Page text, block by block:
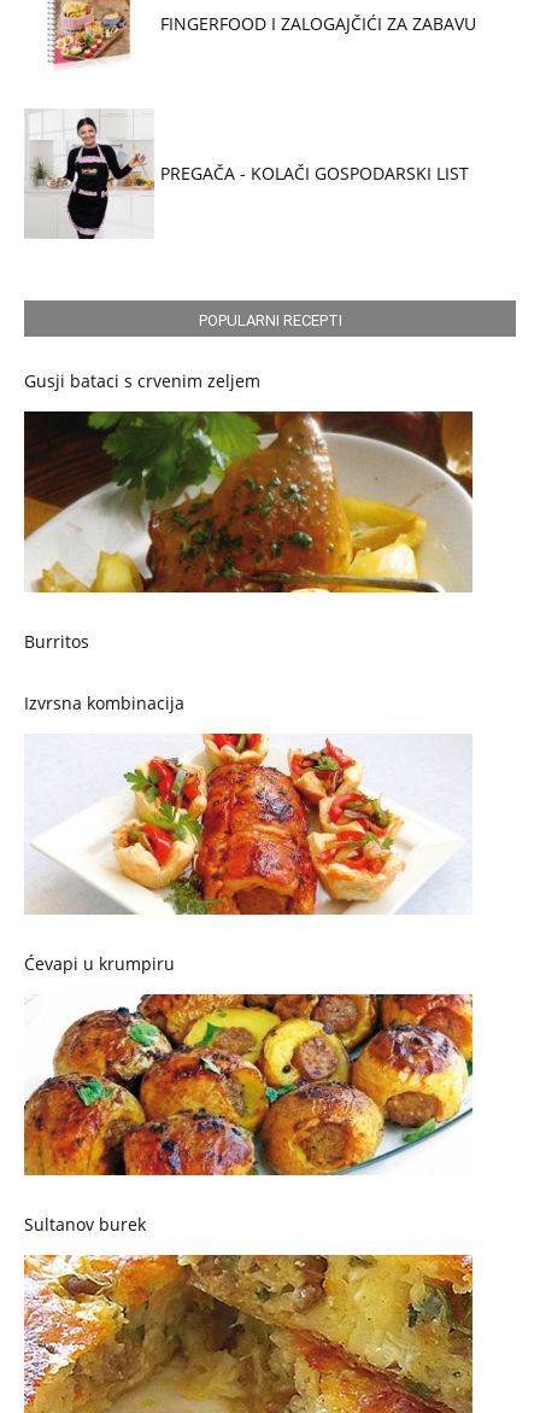
FINGERFOOD I ZALOGAJČIĆI ZA ZABAVU
PREGAČA - KOLAČI GOSPODARSKI LIST
POPULARNI RECEPTI
Gusji bataci s crvenim zeljem
Burritos
Izvrsna kombinacija
Ćevapi u krumpiru
Sultanov burek